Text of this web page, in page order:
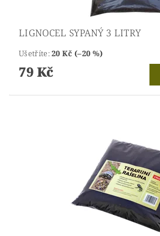
LIGNOCEL SYPANÝ 3 LITRY
Ušetříte:20 Kč (–20 %)
79 Kč